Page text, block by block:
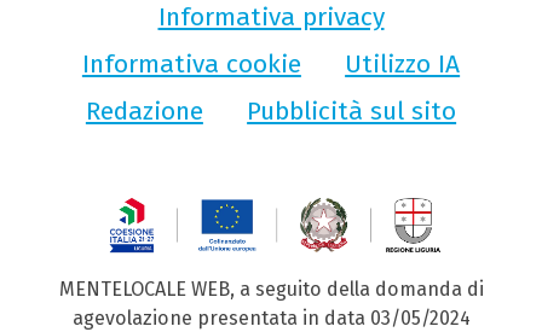
Informativa privacy
Informativa cookie
Utilizzo IA
Redazione
Pubblicità sul sito
MENTELOCALE WEB, a seguito della domanda di
agevolazione presentata in data 03/05/2024